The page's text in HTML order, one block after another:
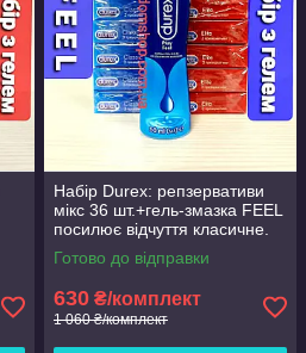
Набір Durex: репзервативи
мікс 36 шт.+гель-змазка FEEL
посилює відчуття класичне.
Готово до відправки
630 ₴/комплект
1 060 ₴/комплект